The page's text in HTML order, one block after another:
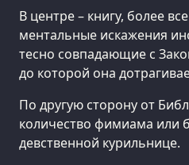
В центре – книгу, более
ментальные искажения
тесно совпадающие с
до которой она
По другую сторону от
количество фимиама или
девственной курильнице.